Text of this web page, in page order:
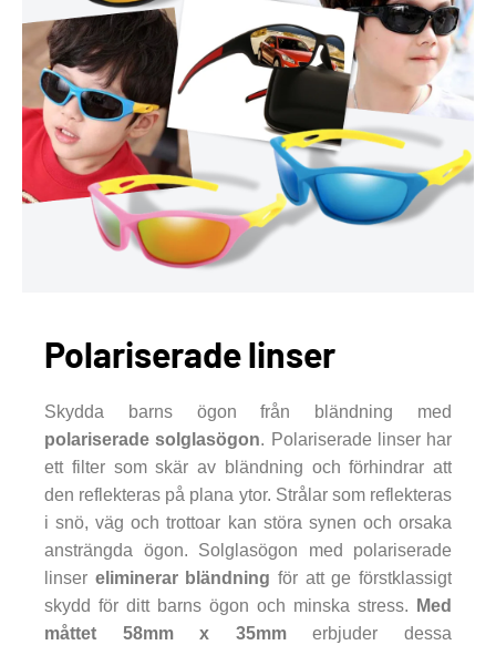
Polariserade linser
Skydda barns ögon från bländning med
polariserade solglasögon. Polariserade linser har
ett filter som skär av bländning och förhindrar att
den reflekteras på plana ytor. Strålar som reflekteras
i snö, väg och trottoar kan störa synen och orsaka
ansträngda ögon. Solglasögon med polariserade
linser eliminerar bländning för att ge förstklassigt
skydd för ditt barns ögon och minska stress.
Med
måttet 58mm x 35mmerbjuder dessa